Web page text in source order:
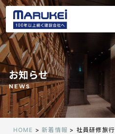
お知らせ
NEWS
HOME >新着情報 > 社員研修旅行